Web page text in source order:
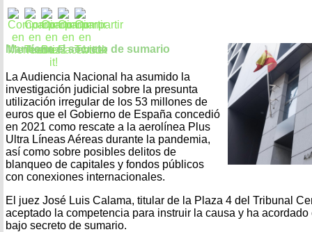
Mantiene el secreto de sumario
La Audiencia Nacional ha asumido la
investigación judicial sobre la presunta
utilización irregular de los 53 millones de
euros que el Gobierno de España concedió
en 2021 como rescate a la aerolínea Plus
Ultra Líneas Aéreas durante la pandemia,
así como sobre posibles delitos de
blanqueo de capitales y fondos públicos
con conexiones internacionales.
El juez José Luis Calama, titular de la Plaza 4 del Tribunal
aceptado la competencia para instruir la causa y ha
bajo secreto de sumario.